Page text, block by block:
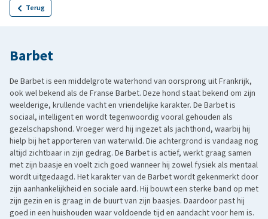
Terug
Barbet
De Barbet is een middelgrote waterhond van oorsprong uit Frankrijk,
ook wel bekend als de Franse Barbet. Deze hond staat bekend om zijn
weelderige, krullende vacht en vriendelijke karakter. De Barbet is
sociaal, intelligent en wordt tegenwoordig vooral gehouden als
gezelschapshond. Vroeger werd hij ingezet als jachthond, waarbij hij
hielp bij het apporteren van waterwild. Die achtergrond is vandaag nog
altijd zichtbaar in zijn gedrag. De Barbet is actief, werkt graag samen
met zijn baasje en voelt zich goed wanneer hij zowel fysiek als mentaal
wordt uitgedaagd. Het karakter van de Barbet wordt gekenmerkt door
zijn aanhankelijkheid en sociale aard. Hij bouwt een sterke band op met
zijn gezin en is graag in de buurt van zijn baasjes. Daardoor past hij
goed in een huishouden waar voldoende tijd en aandacht voor hem is.